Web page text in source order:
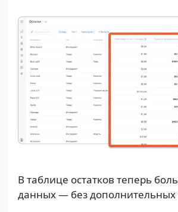
В таблице остатков теперь
данных — без дополнительных